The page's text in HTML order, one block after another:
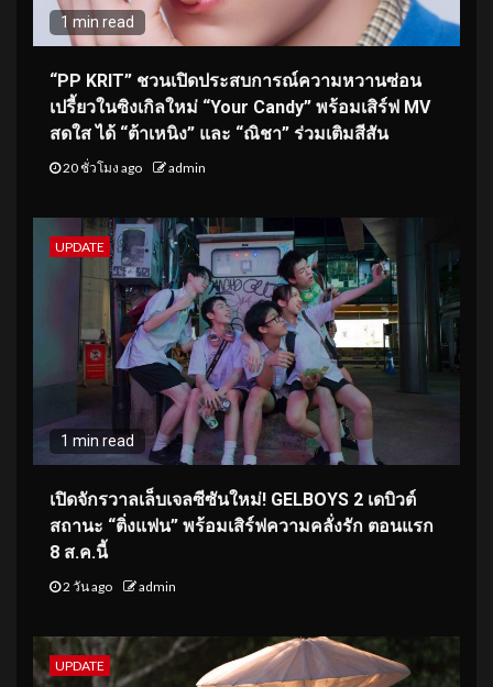
1 min read
“PP KRIT” ชวนเปิดประสบการณ์ความหวานซ่อน
เปรี้ยวในซิงเกิลใหม่ “Your Candy” พร้อมเสิร์ฟ MV
สดใส ได้ “ต้าเหนิง” และ “ณิชา” ร่วมเติมสีสัน
20 ชั่วโมง ago admin
UPDATE
1 min read
เปิดจักรวาลเล็บเจลซีซันใหม่! GELBOYS 2 เดบิวต์
สถานะ “ติ่งแฟน” พร้อมเสิร์ฟความคลั่งรัก ตอนแรก
8 ส.ค.นี้
2 วัน ago admin
UPDATE